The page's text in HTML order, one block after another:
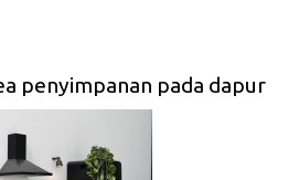
penyimpanan pada dapur